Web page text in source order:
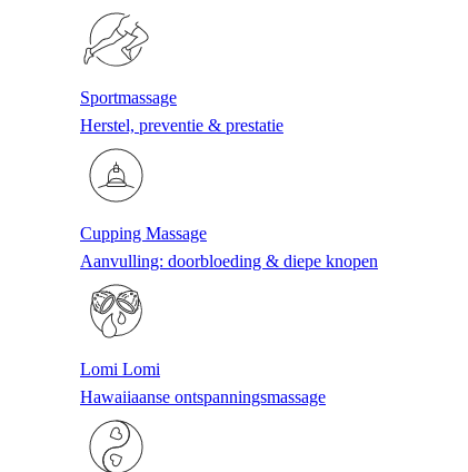
Sportmassage
Herstel, preventie & prestatie
Cupping Massage
Aanvulling: doorbloeding & diepe knopen
Lomi Lomi
Hawaiiaanse ontspanningsmassage